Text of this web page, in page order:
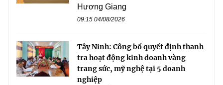
Hương Giang
09:15 04/08/2026
Tây Ninh: Công bố quyết định thanh
tra hoạt động kinh doanh vàng
trang sức, mỹ nghệ tại 5 doanh
nghiệp